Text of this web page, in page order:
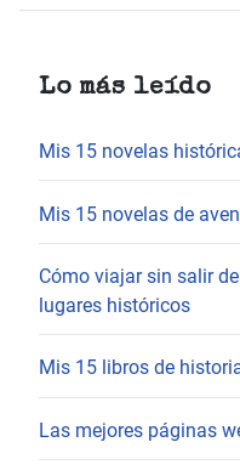
Lo más leído
Mis 15 novelas
Mis 15 novelas de
Cómo viajar sin salir
lugares históricos
Mis 15 libros de
Las mejores páginas